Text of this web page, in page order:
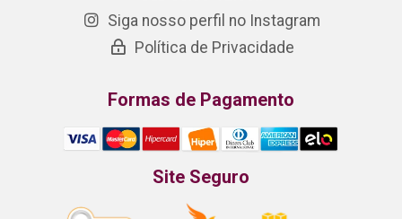
Siga nosso perfil no Instagram
Política de Privacidade
Formas de Pagamento
Site Seguro